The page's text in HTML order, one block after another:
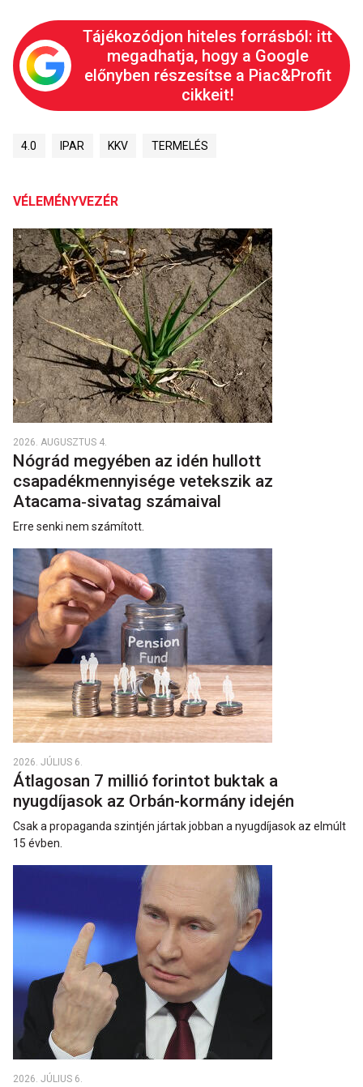
Tájékozódjon hiteles forrásból: itt
megadhatja, hogy a Google
előnyben részesítse a Piac&Profit
cikkeit!
4.0 IPAR KKV TERMELÉS
VÉLEMÉNYVEZÉR
2026. AUGUSZTUS 4.
Nógrád megyében az idén hullott
csapadékmennyisége vetekszik az
Atacama‑sivatag számaival
Erre senki nem számított.
2026. JÚLIUS 6.
Átlagosan 7 millió forintot buktak a
nyugdíjasok az Orbán-kormány idején
Csak a propaganda szintjén jártak jobban a nyugdíjasok az elmúlt
15 évben.
2026. JÚLIUS 6.